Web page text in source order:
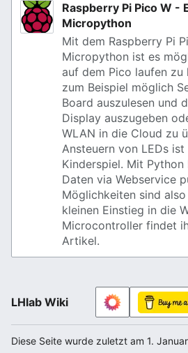
Raspberry Pi Pico W -
Micropython
Mit dem Raspberry Pi
Micropython ist es
auf dem Pico laufen zu
zum Beispiel möglich
Board auszulesen und
Display auszugeben
WLAN in die Cloud zu
Ansteuern von LEDs
Kinderspiel. Mit Python
Daten via Webservice
Möglichkeiten sind
kleinen Einstieg in die
Microcontroller findet
Artikel.
LHlab Wiki
Diese Seite wurde zuletzt am 1.